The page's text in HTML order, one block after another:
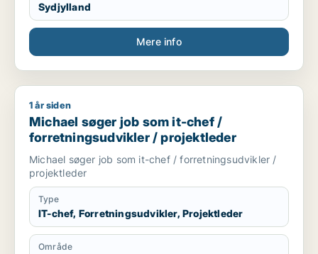
Sydjylland
Mere info
Michael søger job som it-chef / forretningsudvikler /
1 år siden
Michael søger job som it-chef /
forretningsudvikler / projektleder
Michael søger job som it-chef / forretningsudvikler /
projektleder
Type
IT-chef, Forretningsudvikler, Projektleder
Område